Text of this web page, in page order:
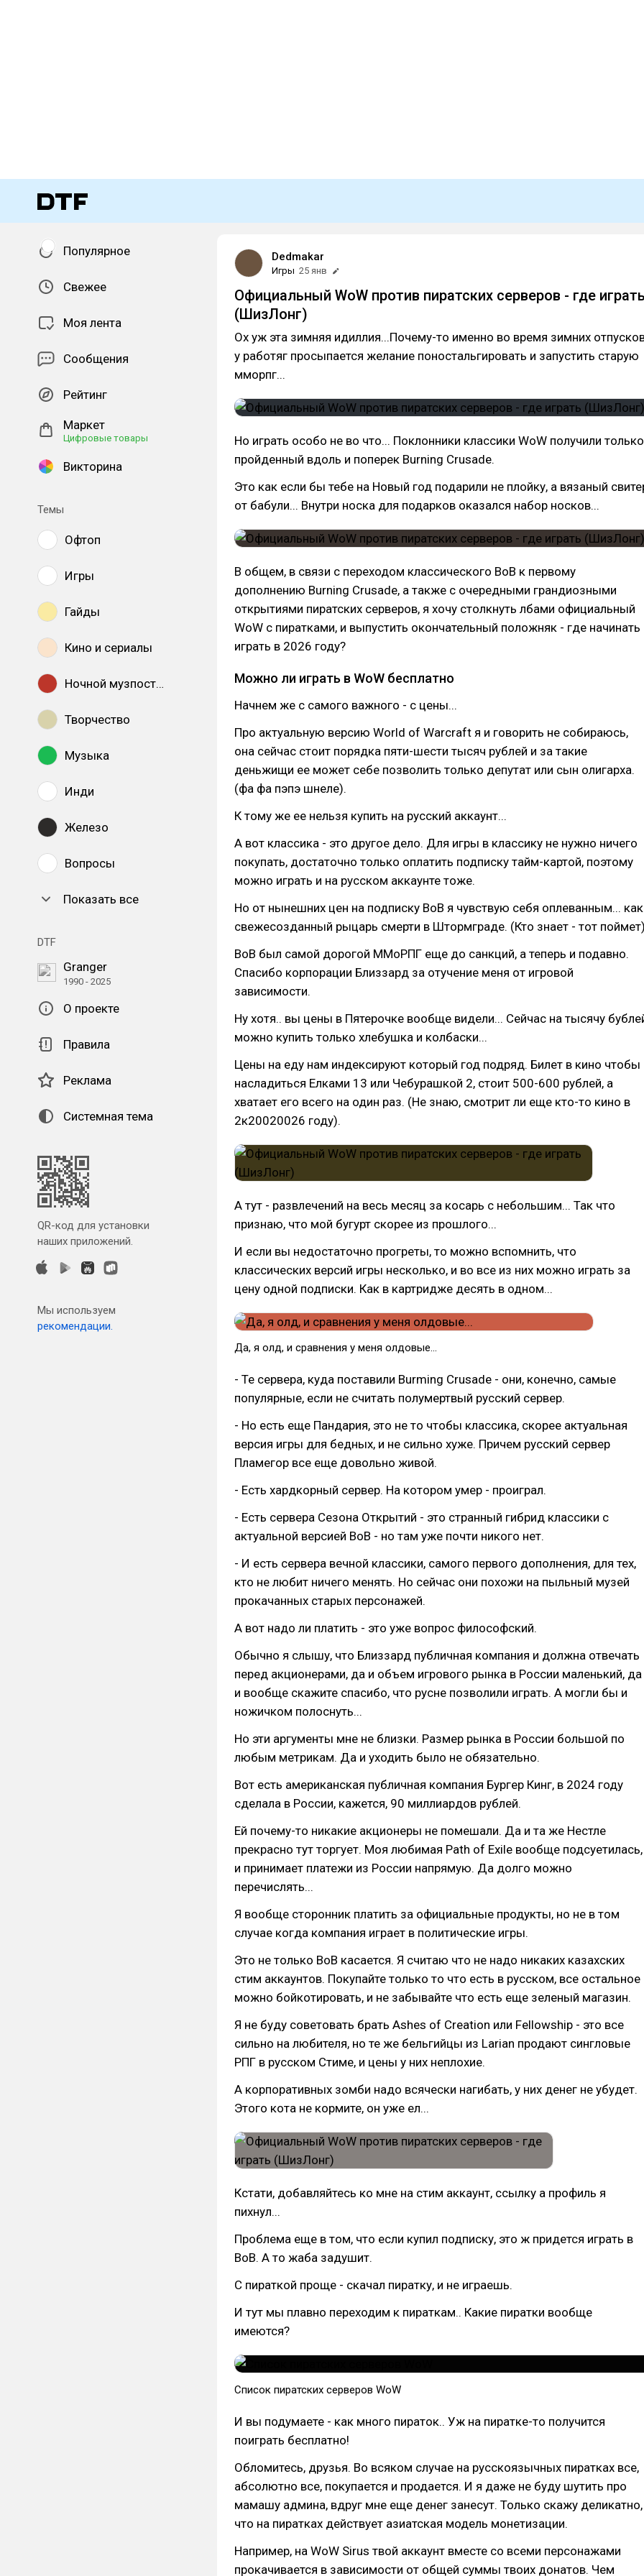
Популярное
Свежее
Моя лента
Сообщения
Рейтинг
Маркет
Цифровые товары
Викторина
Темы
Офтоп
Игры
Гайды
Кино и сериалы
Ночной музпостинг
Творчество
Музыка
Инди
Железо
Вопросы
Показать все
DTF
Granger
1990 - 2025
О проекте
Правила
Реклама
Системная тема
QR-код для установки
наших приложений.
Мы используем
рекомендации.
Dedmakar
Игры 25 янв
Официальный WoW против пиратских серверов - где
(ШизЛонг)
Ох уж эта зимняя идиллия...Почему-то именно во время зимних
у работяг просыпается желание поностальгировать и запустить старую
мморпг...
Но играть особо не во что... Поклонники классики WoW получили только
пройденный вдоль и поперек Burning Crusade.
Это как если бы тебе на Новый год подарили не плойку, а вязаный
от бабули... Внутри носка для подарков оказался набор носков...
В общем, в связи с переходом классического ВоВ к первому
дополнению Burning Crusade, а также с очередными грандиозными
открытиями пиратских серверов, я хочу столкнуть лбами официальный
WoW с пиратками, и выпустить окончательный положняк - где начинать
играть в 2026 году?
Можно ли играть в WoW бесплатно
Начнем же с самого важного - с цены...
Про актуальную версию World of Warcraft я и говорить не собираюсь,
она сейчас стоит порядка пяти-шести тысяч рублей и за такие
деньжищи ее может себе позволить только депутат или сын олигарха.
(фа фа пэпэ шнеле).
К тому же ее нельзя купить на русский аккаунт...
А вот классика - это другое дело. Для игры в классику не нужно ничего
покупать, достаточно только оплатить подписку тайм-картой, поэтому
можно играть и на русском аккаунте тоже.
Но от нынешних цен на подписку ВоВ я чувствую себя оплеванным... как
свежесозданный рыцарь смерти в Штормграде. (Кто знает - тот
ВоВ был самой дорогой ММоРПГ еще до санкций, а теперь и подавно.
Спасибо корпорации Близзард за отучение меня от игровой
зависимости.
Ну хотя.. вы цены в Пятерочке вообще видели... Сейчас на тысячу
можно купить только хлебушка и колбаски...
Цены на еду нам индексируют который год подряд. Билет в кино чтобы
насладиться Елками 13 или Чебурашкой 2, стоит 500-600 рублей, а
хватает его всего на один раз. (Не знаю, смотрит ли еще кто-то кино в
2к20020026 году).
А тут - развлечений на весь месяц за косарь с небольшим... Так что
признаю, что мой бугурт скорее из прошлого...
И если вы недостаточно прогреты, то можно вспомнить, что
классических версий игры несколько, и во все из них можно играть за
цену одной подписки. Как в картридже десять в одном...
Да, я олд, и сравнения у меня олдовые...
- Те сервера, куда поставили Burming Crusade - они, конечно, самые
популярные, если не считать полумертвый русский сервер.
- Но есть еще Пандария, это не то чтобы классика, скорее актуальная
версия игры для бедных, и не сильно хуже. Причем русский сервер
Пламегор все еще довольно живой.
- Есть хардкорный сервер. На котором умер - проиграл.
- Есть сервера Сезона Открытий - это странный гибрид классики с
актуальной версией ВоВ - но там уже почти никого нет.
- И есть сервера вечной классики, самого первого дополнения, для тех,
кто не любит ничего менять. Но сейчас они похожи на пыльный музей
прокачанных старых персонажей.
А вот надо ли платить - это уже вопрос философский.
Обычно я слышу, что Близзард публичная компания и должна отвечать
перед акционерами, да и объем игрового рынка в России маленький, да
и вообще скажите спасибо, что русне позволили играть. А могли бы и
ножичком полоснуть...
Но эти аргументы мне не близки. Размер рынка в России большой по
любым метрикам. Да и уходить было не обязательно.
Вот есть американская публичная компания Бургер Кинг, в 2024 году
сделала в России, кажется, 90 миллиардов рублей.
Ей почему-то никакие акционеры не помешали. Да и та же Нестле
прекрасно тут торгует. Моя любимая Path of Exile вообще подсуетилась,
и принимает платежи из России напрямую. Да долго можно
перечислять...
Я вообще сторонник платить за официальные продукты, но не в том
случае когда компания играет в политические игры.
Это не только ВоВ касается. Я считаю что не надо никаких казахских
стим аккаунтов. Покупайте только то что есть в русском, все остальное
можно бойкотировать, и не забывайте что есть еще зеленый магазин.
Я не буду советовать брать Ashes of Creation или Fellowship - это все
сильно на любителя, но те же бельгийцы из Larian продают сингловые
РПГ в русском Стиме, и цены у них неплохие.
А корпоративных зомби надо всячески нагибать, у них денег не убудет.
Этого кота не кормите, он уже ел...
Кстати, добавляйтесь ко мне на стим аккаунт, ссылку а профиль я
пихнул...
Проблема еще в том, что если купил подписку, это ж придется играть в
ВоВ. А то жаба задушит.
С пираткой проще - скачал пиратку, и не играешь.
И тут мы плавно переходим к пираткам.. Какие пиратки вообще
имеются?
Список пиратских серверов WoW
И вы подумаете - как много пираток.. Уж на пиратке-то получится
поиграть бесплатно!
Обломитесь, друзья. Во всяком случае на русскоязычных пиратках все,
абсолютно все, покупается и продается. И я даже не буду шутить про
мамашу админа, вдруг мне еще денег занесут. Только скажу деликатно,
что на пиратках действует азиатская модель монетизации.
Например, на WoW Sirus твой аккаунт вместе со всеми персонажами
прокачивается в зависимости от общей суммы твоих донатов. Чем